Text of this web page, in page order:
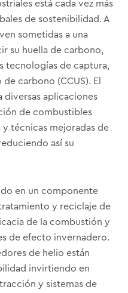
está cada vez más
de sostenibilidad. A
sometidas a una
su huella de carbono,
tecnologías de captura,
carbono (CCUS). El
diversas aplicaciones
de combustibles
técnicas mejoradas de
así su
en un componente
y reciclaje de
de la combustión y
de efecto invernadero.
de helio están
invirtiendo en
y sistemas de